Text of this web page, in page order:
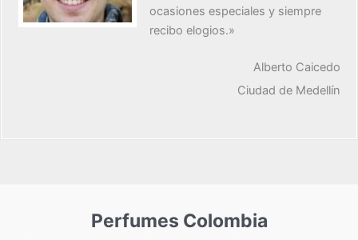
ocasiones especiales y siempre
recibo elogios.»
Alberto Caicedo
Ciudad de Medellín
Perfumes Colombia